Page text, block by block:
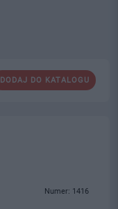
DODAJ DO KATALOGU
Numer: 1416